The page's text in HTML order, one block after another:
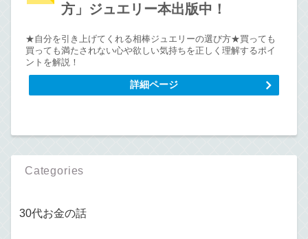
方」ジュエリー本出版中！
★自分を引き上げてくれる相棒ジュエリーの選び方★買っても
買っても満たされない心や欲しい気持ちを正しく理解するポイ
ントを解説！
詳細ページ
Categories
30代お金の話